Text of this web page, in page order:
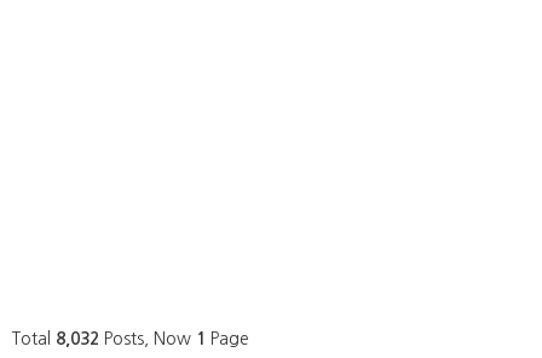
Total 8,032 Posts, Now 1 Page